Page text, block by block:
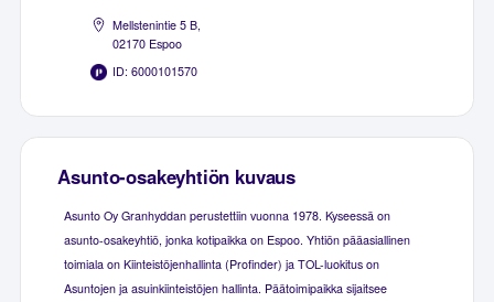
Mellstenintie 5 B,
02170 Espoo
ID: 6000101570
Asunto-osakeyhtiön kuvaus
Asunto Oy Granhyddan perustettiin vuonna 1978. Kyseessä on
asunto-osakeyhtiö, jonka kotipaikka on Espoo. Yhtiön pääasiallinen
toimiala on Kiinteistöjenhallinta (Profinder) ja TOL-luokitus on
Asuntojen ja asuinkiinteistöjen hallinta. Päätoimipaikka sijaitsee